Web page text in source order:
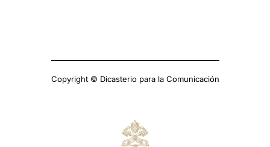
Copyright © Dicasterio para la Comunicación